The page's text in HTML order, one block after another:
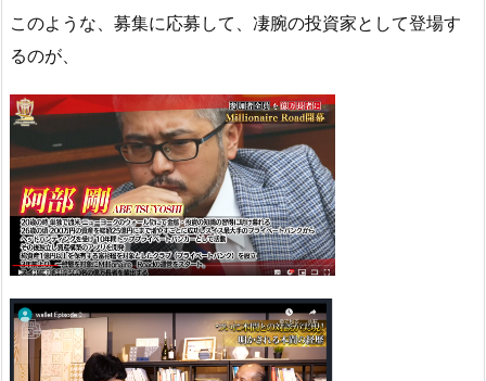
このような、募集に応募して、凄腕の投資家として登場す
るのが、